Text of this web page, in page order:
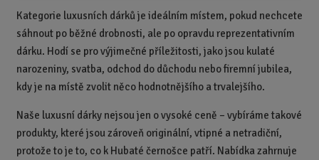
r
a
n
Kategorie luxusních dárků je ideálním místem, pokud nechcete
sáhnout po běžné drobnosti, ale po opravdu reprezentativním
dárku. Hodí se pro výjimečné příležitosti, jako jsou kulaté
narozeniny, svatba, odchod do důchodu nebo firemní jubilea,
kdy je na místě zvolit něco hodnotnějšího a trvalejšího.
Naše luxusní dárky nejsou jen o vysoké ceně – vybíráme takové
produkty, které jsou zároveň originální, vtipné a netradiční,
protože to je to, co k Hubaté černošce patří. Nabídka zahrnuje